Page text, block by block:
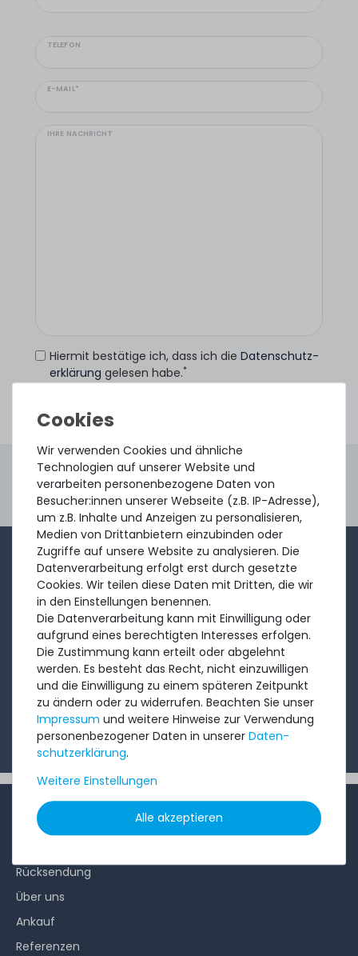
TELEFON
E-MAIL*
IHRE NACHRICHT
Hiermit bestätige ich, dass ich die Daten­schutz­
erklärung gelesen habe.*
4.96 /5.00aus8.500Bewertungen
Gebraucht. Geprüft. Geliefert.
1-2x im Monat sendet André aus dem Vertriebsteam
eine kurze, knackige Mail mit Angeboten, neu
eingetroffenen Produkten und Informationen, die Sie
interessieren könnten. Probieren Sie's!
Abonnieren
Ich möchte Ihren Newsletter erhalten und akzeptiere
dieDatenschutzerklärung.
Wir verwenden Cookies und ähnliche
Technologien auf unserer Website und
verarbeiten personenbezogene Daten von
Besucher:innen unserer Webseite (z.B. IP-Adresse),
um z.B. Inhalte und Anzeigen zu personalisieren,
Medien von Drittanbietern einzubinden oder
Zugriffe auf unsere Website zu analysieren. Die
Datenverarbeitung erfolgt erst durch gesetzte
Cookies. Wir teilen diese Daten mit Dritten, die wir
in den Einstellungen benennen.
Die Datenverarbeitung kann mit Einwilligung oder
aufgrund eines berechtigten Interesses erfolgen.
Die Zustimmung kann erteilt oder abgelehnt
werden. Es besteht das Recht, nicht einzuwilligen
und die Einwilligung zu einem späteren Zeitpunkt
zu ändern oder zu widerrufen. Beachten Sie unser
Impressum und weitere Hinweise zur Verwendung
personenbezogener Daten in unserer Daten­
schutz­erklärung.
Weitere Einstellungen
Alle akzeptieren
INFORMATIONEN
Rücksendung
Über uns
Ankauf
Referenzen